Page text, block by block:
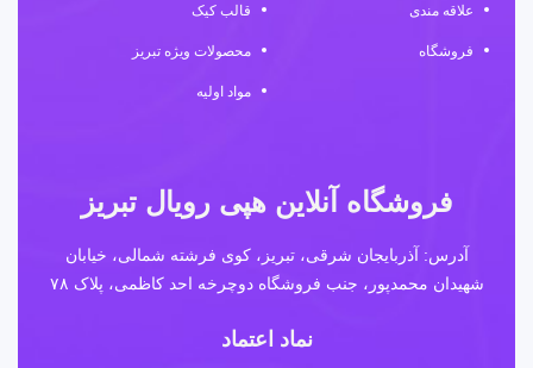
علاقه مندی
فروشگاه
قالب کیک
محصولات ویژه تبریز
مواد اولیه
فروشگاه آنلاین هپی رویال تبریز
آدرس: آذربایجان شرقی، تبریز، کوی فرشته شمالی، خیابان
شهیدان محمدپور، جنب فروشگاه دوچرخه احد کاظمی، پلاک ۷۸
نماد اعتماد